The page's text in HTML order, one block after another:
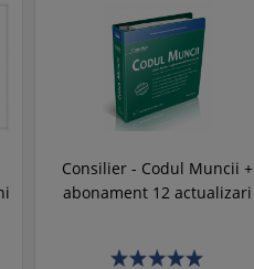
Consilier - Codul Muncii +
abonament 12 actualizari